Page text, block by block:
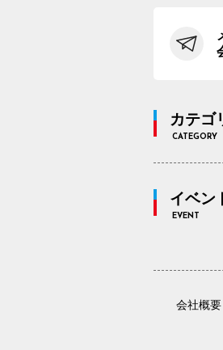
カテゴ
CATEGORY
イベン
EVENT
会社概要